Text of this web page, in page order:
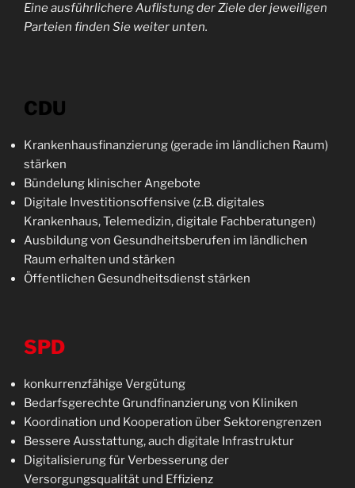
Eine ausführlichere Auflistung der Ziele der jeweiligen
Parteien finden Sie weiter unten.
CDU
Krankenhausfinanzierung (gerade im ländlichen Raum)
stärken
Bündelung klinischer Angebote
Digitale Investitionsoffensive (z.B. digitales
Krankenhaus, Telemedizin, digitale Fachberatungen)
Ausbildung von Gesundheitsberufen im ländlichen
Raum erhalten und stärken
Öffentlichen Gesundheitsdienst stärken
SPD
konkurrenzfähige Vergütung
Bedarfsgerechte Grundfinanzierung von Kliniken
Koordination und Kooperation über Sektorengrenzen
Bessere Ausstattung, auch digitale Infrastruktur
Digitalisierung für Verbesserung der
Versorgungsqualität und Effizienz